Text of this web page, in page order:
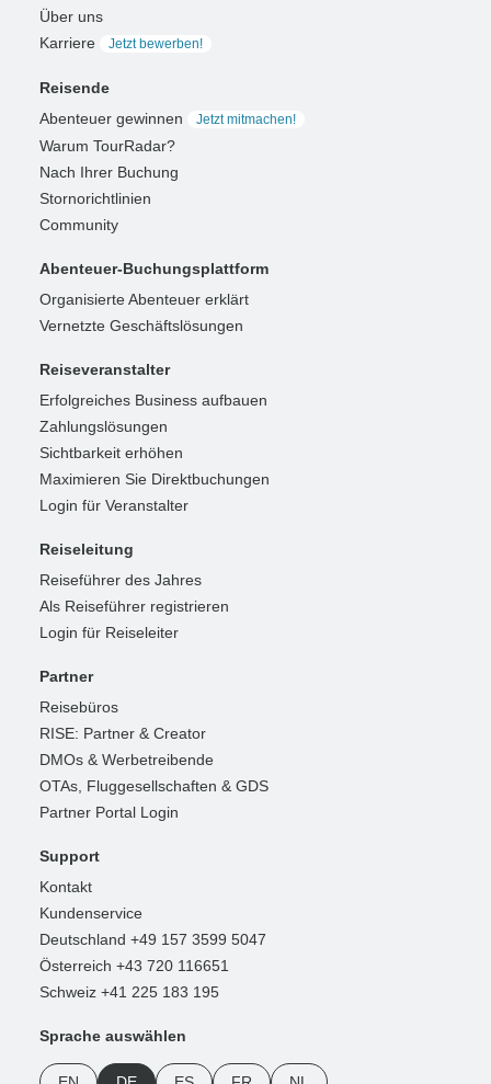
Über uns
Karriere
Jetzt bewerben!
Reisende
Abenteuer gewinnen
Jetzt mitmachen!
Warum TourRadar?
Nach Ihrer Buchung
Stornorichtlinien
Community
Abenteuer-Buchungsplattform
Organisierte Abenteuer erklärt
Vernetzte Geschäftslösungen
Reiseveranstalter
Erfolgreiches Business aufbauen
Zahlungslösungen
Sichtbarkeit erhöhen
Maximieren Sie Direktbuchungen
Login für Veranstalter
Reiseleitung
Reiseführer des Jahres
Als Reiseführer registrieren
Login für Reiseleiter
Partner
Reisebüros
RISE: Partner & Creator
DMOs & Werbetreibende
OTAs, Fluggesellschaften & GDS
Partner Portal Login
Support
Kontakt
Kundenservice
Deutschland +49 157 3599 5047
Österreich +43 720 116651
Schweiz +41 225 183 195
Sprache auswählen